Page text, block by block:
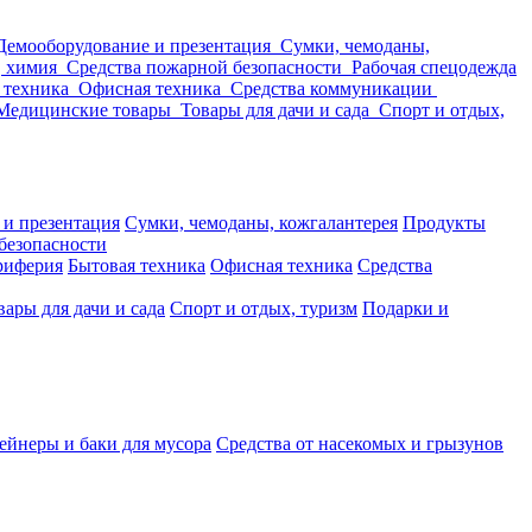
и презентация Сумки, чемоданы,
химия Средства пожарной безопасности Рабочая спецодежда
Офисная техника Средства коммуникации
товары Товары для дачи и сада Спорт и отдых,
презентация Сумки, чемоданы, кожгалантерея Продукты
Бытовая техника Офисная техника Средства
для дачи и сада Спорт и отдых, туризм Подарки и
и баки для мусора Средства от насекомых и грызунов